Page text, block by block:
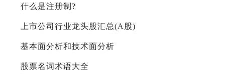
什么是注册制?
上市公司行业龙头股汇总(A股)
基本面分析和技术面分析
股票名词术语大全